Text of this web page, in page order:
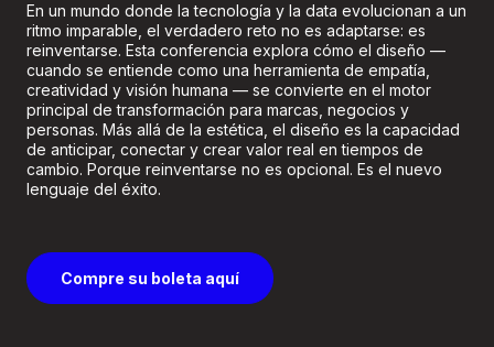
En un mundo donde la tecnología y la data evolucionan a un
ritmo imparable, el verdadero reto no es adaptarse: es
reinventarse. Esta conferencia explora cómo el diseño —
cuando se entiende como una herramienta de empatía,
creatividad y visión humana — se convierte en el motor
principal de transformación para marcas, negocios y
personas. Más allá de la estética, el diseño es la capacidad
de anticipar, conectar y crear valor real en tiempos de
cambio. Porque reinventarse no es opcional. Es el nuevo
lenguaje del éxito.
Compre su boleta aquí